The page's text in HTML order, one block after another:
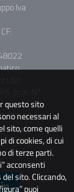
Iva
prot. N°
I.V.
e
questo sito
necessari al
sito, come quelli
di cookies, di cui
di terze parti.
acconsenti
sito. Cliccando,
puoi